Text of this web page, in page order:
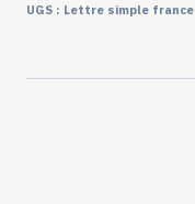
UGS : Lettre simple france